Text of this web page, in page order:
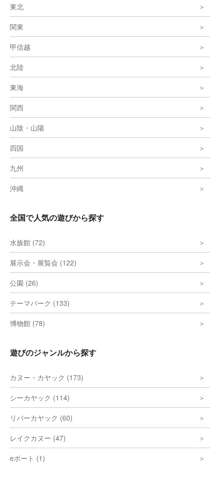
東北
関東
甲信越
北陸
東海
関西
山陰・山陽
四国
九州
沖縄
全国で人気の遊びから探す
水族館 (72)
展示会・展覧会 (122)
公園 (26)
テーマパーク (133)
博物館 (78)
遊びのジャンルから探す
カヌー・カヤック (173)
シーカヤック (114)
リバーカヤック (60)
レイクカヌー (47)
eボート (1)